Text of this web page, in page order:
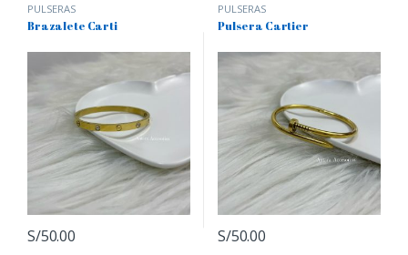
PULSERAS
Brazalete Carti
S/50.00
PULSERAS
Pulsera Cartier
S/50.00